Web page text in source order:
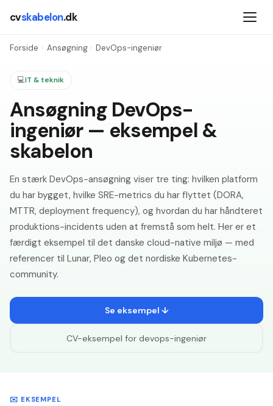
cvskabelon.dk
Forside › Ansøgning › DevOps-ingeniør
💻IT & teknik
Ansøgning DevOps-
ingeniør — eksempel &
skabelon
En stærk DevOps-ansøgning viser tre ting: hvilken platform
du har bygget, hvilke SRE-metrics du har flyttet (DORA,
MTTR, deployment frequency), og hvordan du har håndteret
produktions-incidents uden at fremstå som helt. Her er et
færdigt eksempel til det danske cloud-native miljø — med
referencer til Lunar, Pleo og det nordiske Kubernetes-
community.
Se eksempel ↓
CV-eksempel for devops-ingeniør
✉️ EKSEMPEL